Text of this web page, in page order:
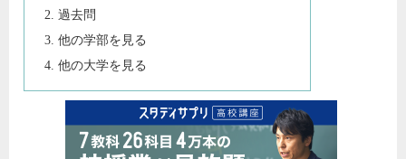
過去問
他の学部を見る
他の大学を見る